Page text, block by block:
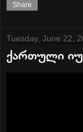
Share
Tuesday, June 22,
ქართული